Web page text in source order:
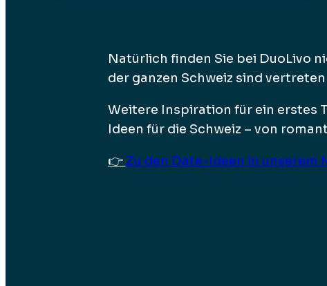
Natürlich finden Sie bei DuoLivo
der ganzen Schweiz sind
Weitere Inspiration für ein erstes
Ideen für die Schweiz – von
👉 Zu den Date-Ideen in unserem